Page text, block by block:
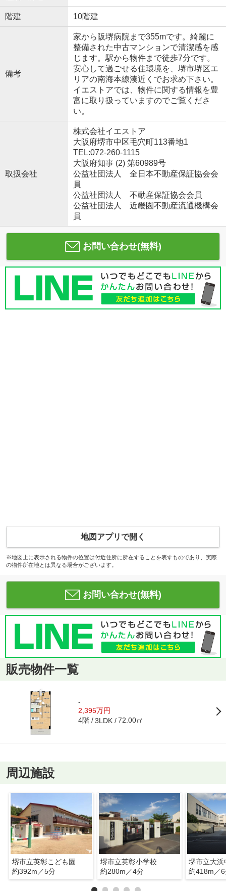
階建 10階建
備考
家から阪堺病院まで355mです。綺麗に
整備された中古マンションで清潔感を感
じます。駅から物件まで徒歩7分です。
安心して過ごせる住環境を、堺市堺区エ
リアの南海本線湊近くでお求め下さい。
イエストアでは、物件に関する情報を豊
富に取り扱っていますのでご覧くださ
い。
取扱会社
株式会社イエストア
大阪府堺市中区毛穴町113番地1
TEL:072-260-1115
大阪府知事 (2) 第60989号
公益社団法人 全日本不動産保証協会会
員
公益社団法人 不動産保証協会会員
公益社団法人 近畿圏不動産流通機構会
員
お問い合わせ(無料)
地図アプリで開く
※地図上に表示される物件の位置は付近住所に所在することを表すものであり、実際
の物件所在地とは異なる場合がございます。
お問い合わせ(無料)
販売物件一覧
-
2,395万円
4階 3LDK 72.00㎡
周辺施設
堺市立英彰こども園
約392m／5分
堺市立英彰小学校
約280m／4分
堺市立大浜
約418m／